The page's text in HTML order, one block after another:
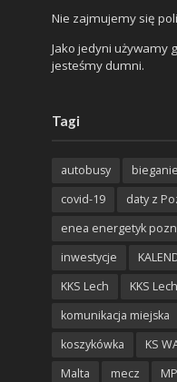
Nie zajmujemy się
Jako jedyni używamy
jesteśmy dumni.
Tagi
autobusy bieganie
covid-19
daty z
enea energetyk
inwestycje
KKS Lech
KKS
komunikacja miejska
koszykówka
KS
Malta
mecz